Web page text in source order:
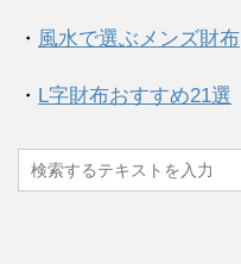
・ 風水で選ぶメンズ財布
・ L字財布おすすめ21選